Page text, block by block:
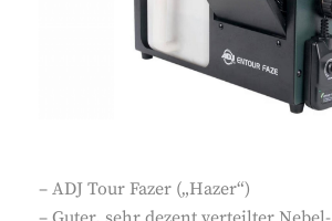
– ADJ Tour Fazer („Hazer“)